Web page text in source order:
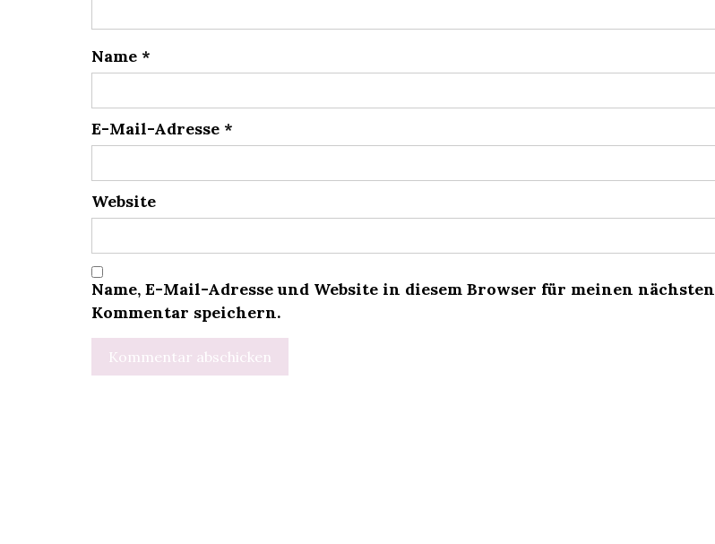
Name *
E-Mail-Adresse *
Website
Name, E-Mail-Adresse und Website in diesem Browser für meinen nächsten
Kommentar speichern.